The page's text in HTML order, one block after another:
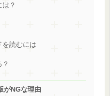
？
を読むには
がNGな理由